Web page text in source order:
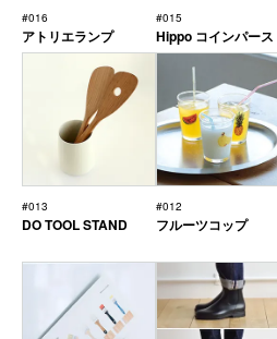
#016
アトリエランプ
#015
Hippo コインパース
#013
DO TOOL STAND
#012
フルーツコップ